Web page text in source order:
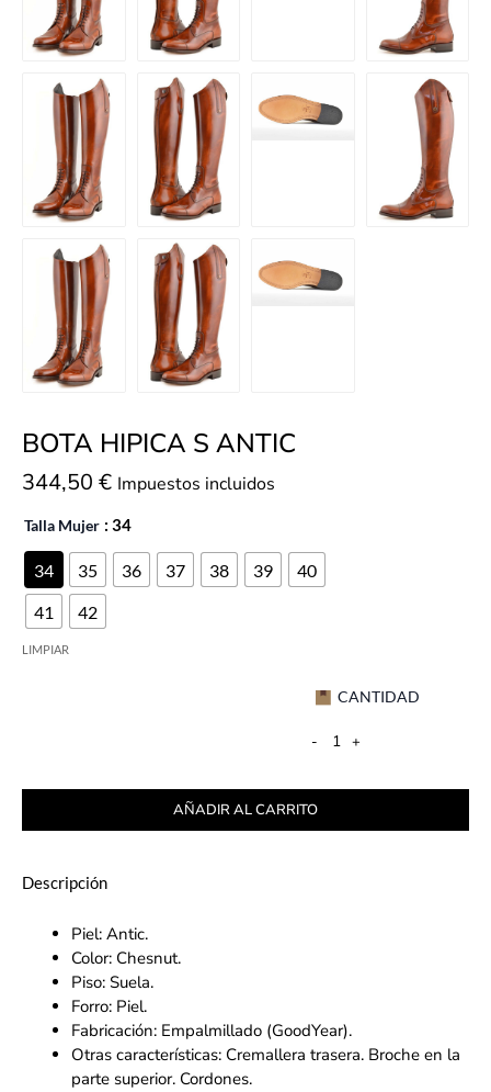
BOTA HIPICA S ANTIC
344,50 € Impuestos incluidos
Talla Mujer : 34
34 35 36 37 38 39
40
41
42
LIMPIAR
CANTIDAD
- +
AÑADIR AL CARRITO
Descripción
Piel: Antic.
Color: Chesnut.
Piso: Suela.
Forro: Piel.
Fabricación: Empalmillado (GoodYear).
Otras características: Cremallera trasera. Broche en la
parte superior. Cordones.